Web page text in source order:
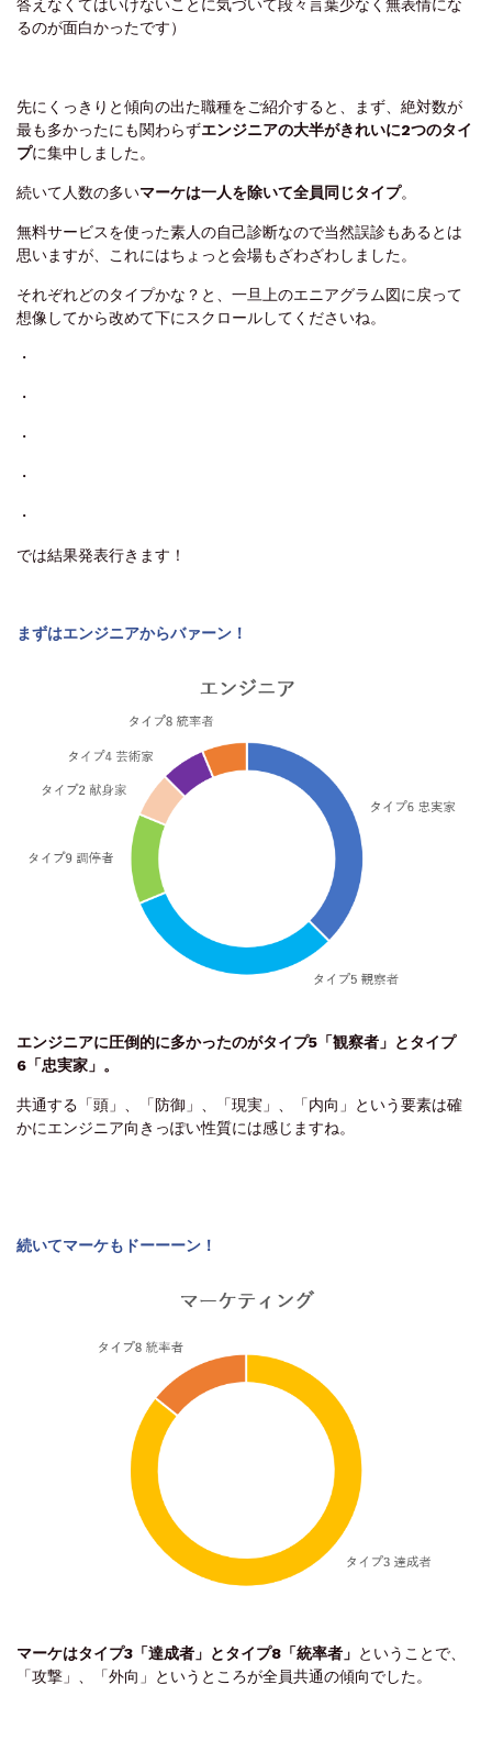
答えなくてはいけないことに気づいて段々言葉少なく無表情にな
るのが面白かったです）
先にくっきりと傾向の出た職種をご紹介すると、まず、絶対数が
最も多かったにも関わらずエンジニアの大半がきれいに2つのタイ
プに集中しました。
続いて人数の多いマーケは一人を除いて全員同じタイプ。
無料サービスを使った素人の自己診断なので当然誤診もあるとは
思いますが、これにはちょっと会場もざわざわしました。
それぞれどのタイプかな？と、一旦上のエニアグラム図に戻って
想像してから改めて下にスクロールしてくださいね。
・
・
・
・
・
では結果発表行きます！
まずはエンジニアからバァーン！
エンジニアに圧倒的に多かったのがタイプ5「観察者」とタイプ
6「忠実家」。
共通する「頭」、「防御」、「現実」、「内向」という要素は確
かにエンジニア向きっぽい性質には感じますね。
続いてマーケもドーーーン！
マーケはタイプ3「達成者」とタイプ8「統率者」 ということで、
「攻撃」、「外向」というところが全員共通の傾向でした。